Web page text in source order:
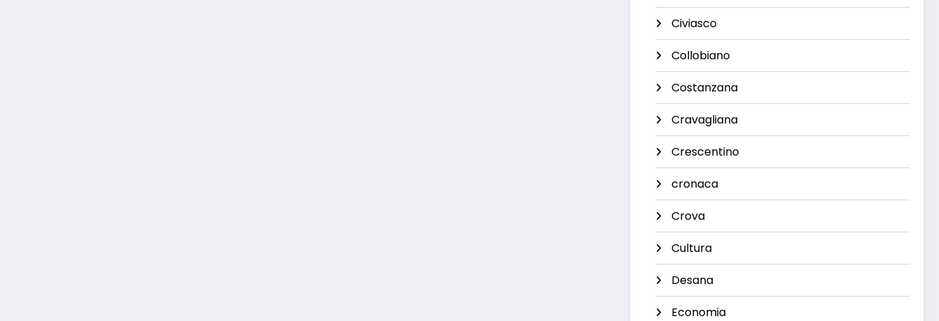
Civiasco
Collobiano
Costanzana
Cravagliana
Crescentino
cronaca
Crova
Cultura
Desana
Economia